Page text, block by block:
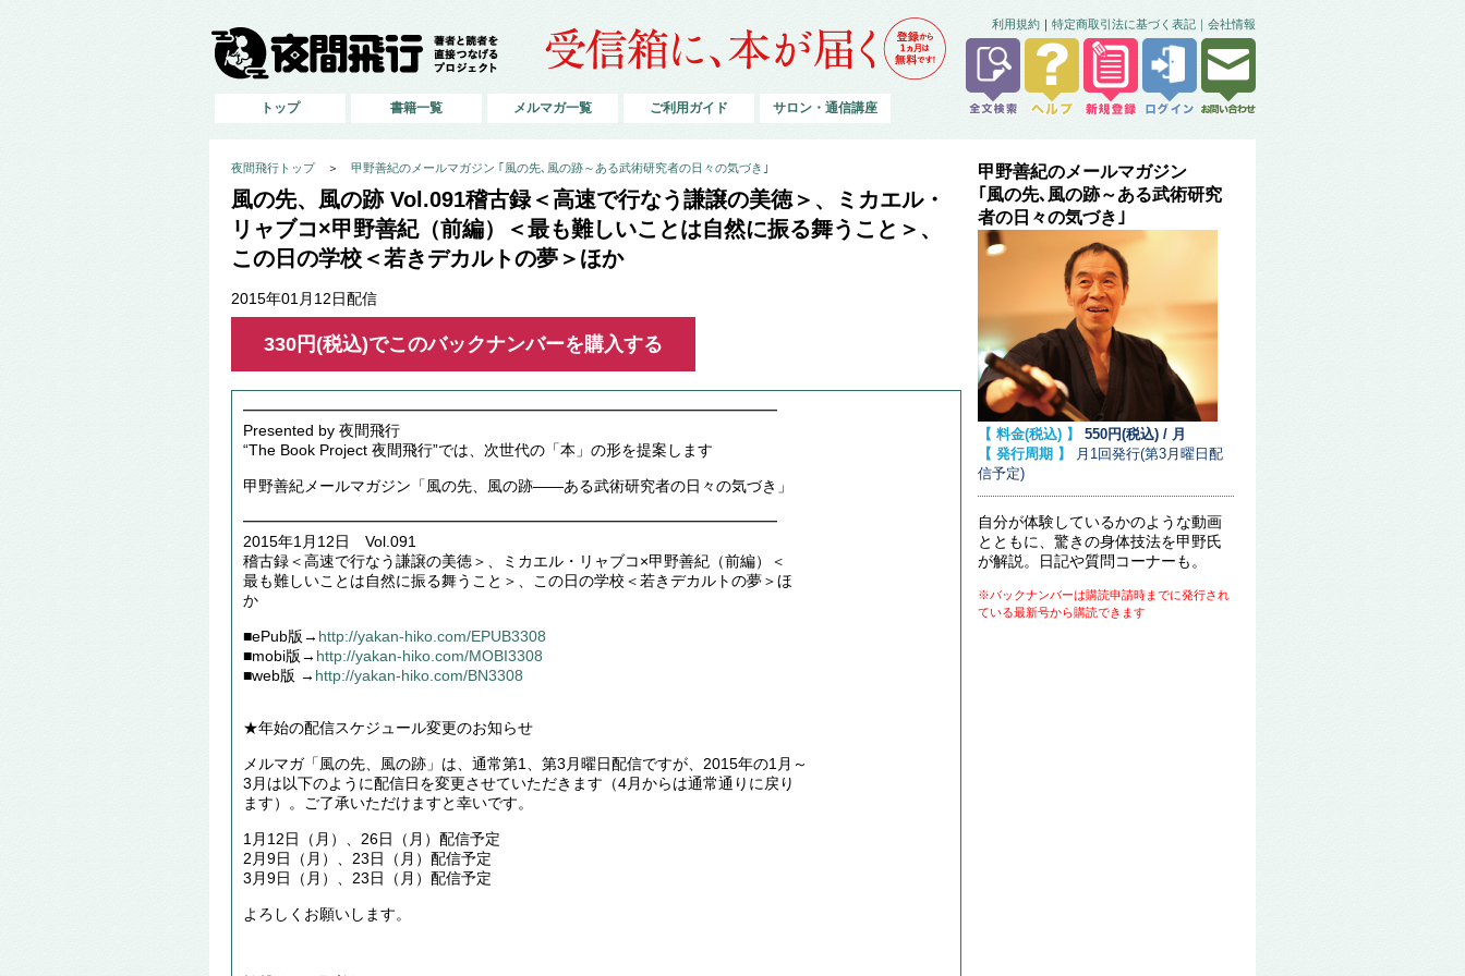
利用規約 ｜ 特定商取引法に基づく表記｜ 会社情報
トップ 書籍一覧 メルマガ一覧 ご利用ガイド サロン・通信講座
夜間飛行トップ＞ 甲野善紀のメールマガジン ｢風の先､風の跡～ある武術研究者の日々の気づき｣
風の先、風の跡 Vol.091稽古録＜高速で行なう謙譲の美徳＞、ミカエル・
リャブコ×甲野善紀（前編）＜最も難しいことは自然に振る舞うこと＞、
この日の学校＜若きデカルトの夢＞ほか
2015年01月12日配信
330円(税込)でこのバックナンバーを購入する
━━━━━━━━━━━━━━━━━━━━━━━━━━━━━━━━━━━
Presented by 夜間飛行
“The Book Project 夜間飛行”では、次世代の「本」の形を提案します
甲野善紀メールマガジン「風の先、風の跡――ある武術研究者の日々の気づき」
━━━━━━━━━━━━━━━━━━━━━━━━━━━━━━━━━━━
2015年1月12日 Vol.091
稽古録＜高速で行なう謙譲の美徳＞、ミカエル・リャブコ×甲野善紀（前編）＜
最も難しいことは自然に振る舞うこと＞、この日の学校＜若きデカルトの夢＞ほ
か
■ePub版→ http://yakan-hiko.com/EPUB3308
■mobi版→ http://yakan-hiko.com/MOBI3308
■web版 → http://yakan-hiko.com/BN3308
★年始の配信スケジュール変更のお知らせ
メルマガ「風の先、風の跡」は、通常第1、第3月曜日配信ですが、2015年の1月～
3月は以下のように配信日を変更させていただきます（4月からは通常通りに戻り
ます）。ご了承いただけますと幸いです。
1月12日（月）、26日（月）配信予定
2月9日（月）、23日（月）配信予定
3月9日（月）、23日（月）配信予定
よろしくお願いします。
甲野善紀のメールマガジン
｢風の先､風の跡～ある武術研究
者の日々の気づき｣
【 料金(税込) 】
550円(税込) / 月
【 発行周期 】
月1回発行(第3月曜日配
信予定)
自分が体験しているかのような動画
とともに、驚きの身体技法を甲野氏
が解説。日記や質問コーナーも。
※バックナンバーは購読申請時までに発行され
ている最新号から購読できます